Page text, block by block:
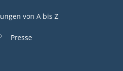
von A bis Z
Presse